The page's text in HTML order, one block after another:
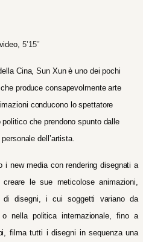
5’15’’
Cina, Sun Xun è uno dei pochi
produce consapevolmente arte
conducono lo spettatore
che prendono spunto dalle
dell’artista.
i new media con rendering disegnati a
le sue meticolose animazioni,
di disegni, i cui soggetti variano da
nella politica internazionale, fino a
filma tutti i disegni in sequenza una